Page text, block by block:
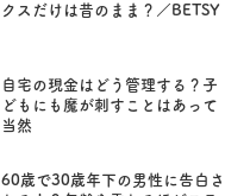
クスだけは昔のまま？／BETSY
自宅の現金はどう管理する？子
どもにも魔が刺すことはあって
当然
60歳で30歳年下の男性に告白さ